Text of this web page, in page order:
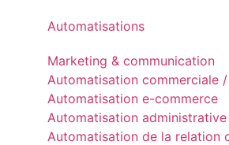
Automatisations
Marketing & communication
Automatisation commerciale /
Automatisation e-commerce
Automatisation
Automatisation de la relation